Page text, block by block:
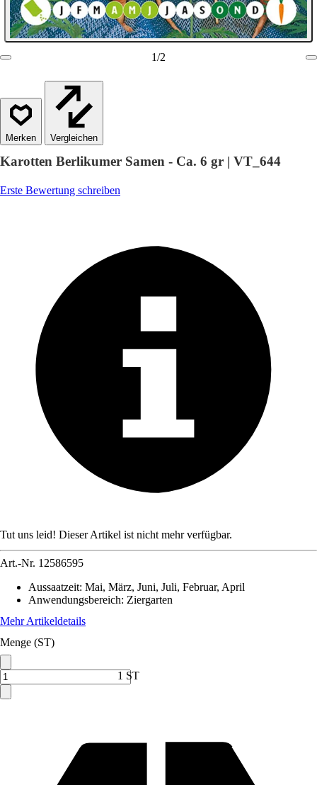
1/2
Vergleichen
Karotten Berlikumer Samen - Ca. 6 gr | VT_644
Erste Bewertung schreiben
Tut uns leid! Dieser Artikel ist nicht mehr verfügbar.
Art.-Nr. 12586595
Aussaatzeit: Mai, März, Juni, Juli, Februar, April
Anwendungsbereich: Ziergarten
Mehr Artikeldetails
Menge (ST)
1 ST